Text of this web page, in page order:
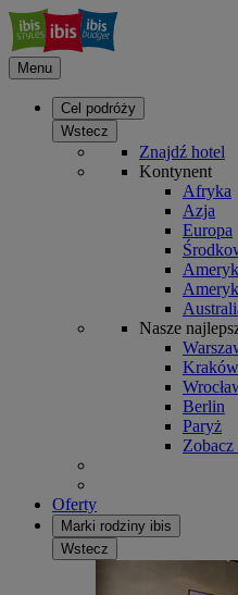
Menu
Cel podróży
Wstecz
Znajdź hotel
Kontynent
Afryka
Azja
Europa
Nasze
Kraków
Berlin
Paryż
Zobacz
Oferty
Marki rodziny ibis
Wstecz